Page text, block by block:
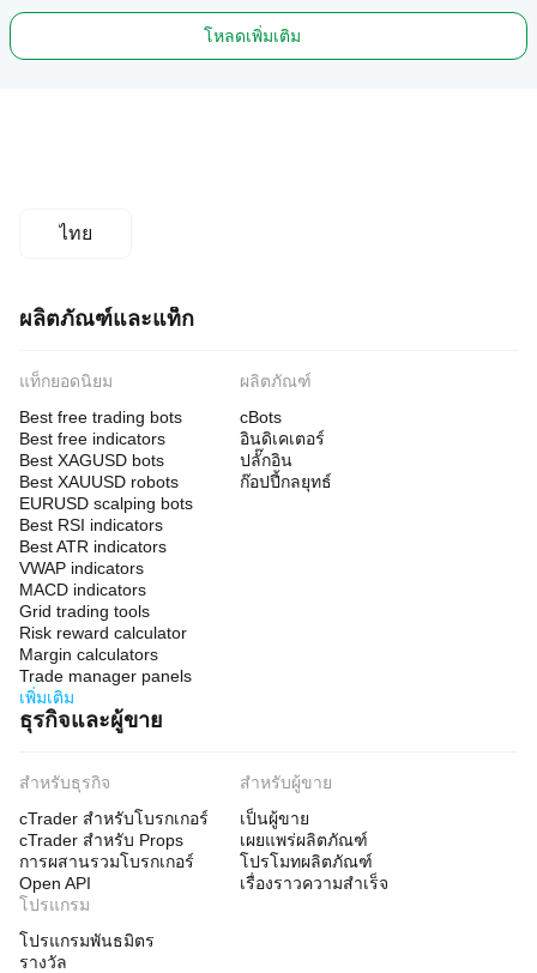
โหลดเพิ่มเติม
ไทย
ผลิตภัณฑ์และแท็ก
แท็กยอดนิยม
Best free trading bots
Best free indicators
Best XAGUSD bots
Best XAUUSD robots
EURUSD scalping bots
Best RSI indicators
Best ATR indicators
VWAP indicators
MACD indicators
Grid trading tools
Risk reward calculator
Margin calculators
Trade manager panels
เพิ่มเติม
ผลิตภัณฑ์
cBots
อินดิเคเตอร์
ปลั๊กอิน
ก๊อปปี้กลยุทธ์
ธุรกิจและผู้ขาย
สำหรับธุรกิจ
cTrader สำหรับโบรกเกอร์
cTrader สำหรับ Props
การผสานรวมโบรกเกอร์
Open API
สำหรับผู้ขาย
เป็นผู้ขาย
เผยแพร่ผลิตภัณฑ์
โปรโมทผลิตภัณฑ์
เรื่องราวความสำเร็จ
โปรแกรม
โปรแกรมพันธมิตร
รางวัล